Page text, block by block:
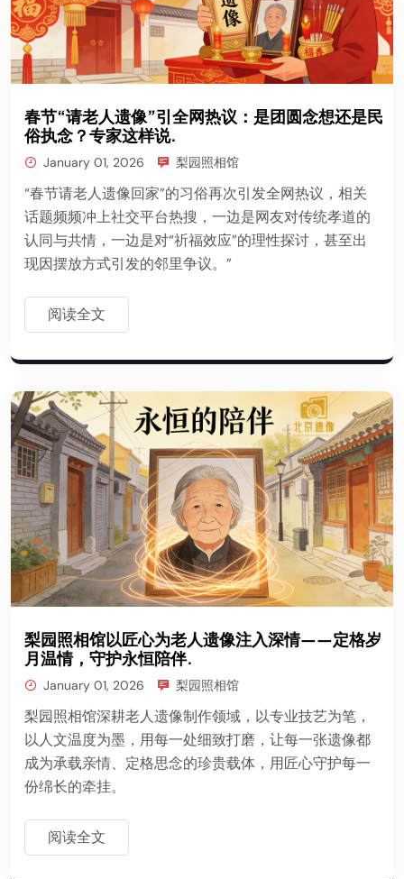
春节“请老人遗像”引全网热议：是团圆念想还是民
俗执念？专家这样说.
January 01, 2026 梨园照相馆
“春节请老人遗像回家”的习俗再次引发全网热议，相关
话题频频冲上社交平台热搜，一边是网友对传统孝道的
认同与共情，一边是对“祈福效应”的理性探讨，甚至出
现因摆放方式引发的邻里争议。”
阅读全文
梨园照相馆以匠心为老人遗像注入深情——定格岁
月温情，守护永恒陪伴.
January 01, 2026 梨园照相馆
梨园照相馆深耕老人遗像制作领域，以专业技艺为笔，
以人文温度为墨，用每一处细致打磨，让每一张遗像都
成为承载亲情、定格思念的珍贵载体，用匠心守护每一
份绵长的牵挂。
阅读全文